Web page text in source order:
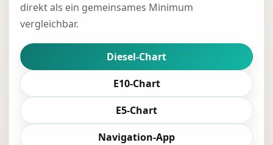
direkt als ein gemeinsames Minimum
vergleichbar.
Diesel-Chart
E10-Chart
E5-Chart
Navigation-App